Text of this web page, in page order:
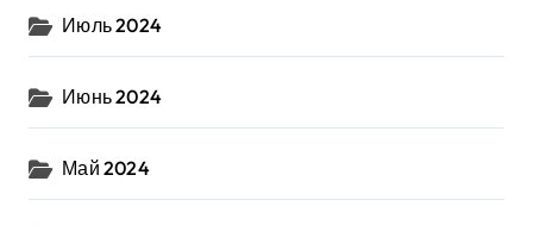
Июль 2024
Июнь 2024
Май 2024